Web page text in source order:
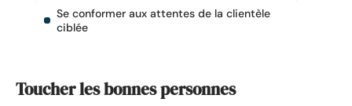
Se conformer aux attentes de la clientèle
ciblée
Toucher les bonnes personnes